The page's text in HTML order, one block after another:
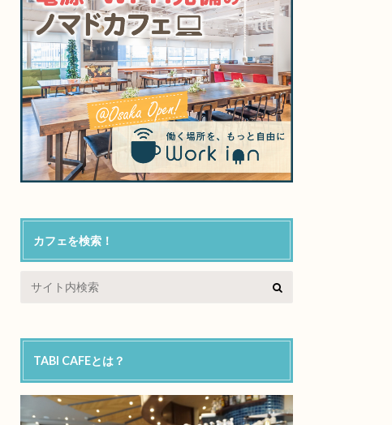
カフェを検索！
TABI CAFEとは？